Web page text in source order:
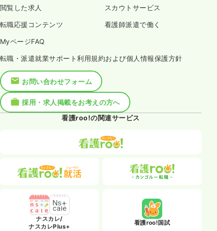
閲覧した求人 スカウトサービス
転職応援コンテンツ 看護師派遣で働く
MyページFAQ
転職・派遣就業サポート利用規約および個人情報保護方針
お問い合わせフォーム
採用・求人掲載をお考えの方へ
看護roo!の関連サービス
ナスカレ/
ナスカレPlus+
看護roo!国試